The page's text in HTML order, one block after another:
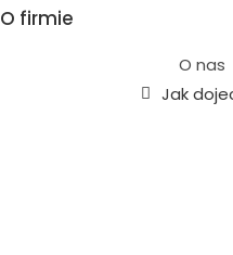
O firmie
O nas
Jak